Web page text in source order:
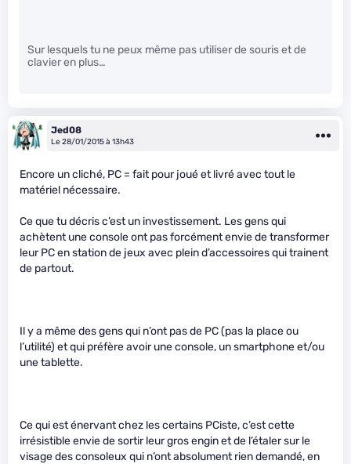
Sur lesquels tu ne peux même pas utiliser de souris et de
clavier en plus…
Jed08
Le 28/01/2015 à 13h43
Encore un cliché, PC = fait pour joué et livré avec tout le
matériel nécessaire.
Ce que tu décris c’est un investissement. Les gens qui
achètent une console ont pas forcément envie de transformer
leur PC en station de jeux avec plein d’accessoires qui trainent
de partout.
Il y a même des gens qui n’ont pas de PC (pas la place ou
l’utilité) et qui préfère avoir une console, un smartphone et/ou
une tablette.
Ce qui est énervant chez les certains PCiste, c’est cette
irrésistible envie de sortir leur gros engin et de l’étaler sur le
visage des consoleux qui n’ont absolument rien demandé, en